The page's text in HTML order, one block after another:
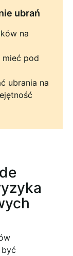
ubrań
na
mieć pod
ubrania na